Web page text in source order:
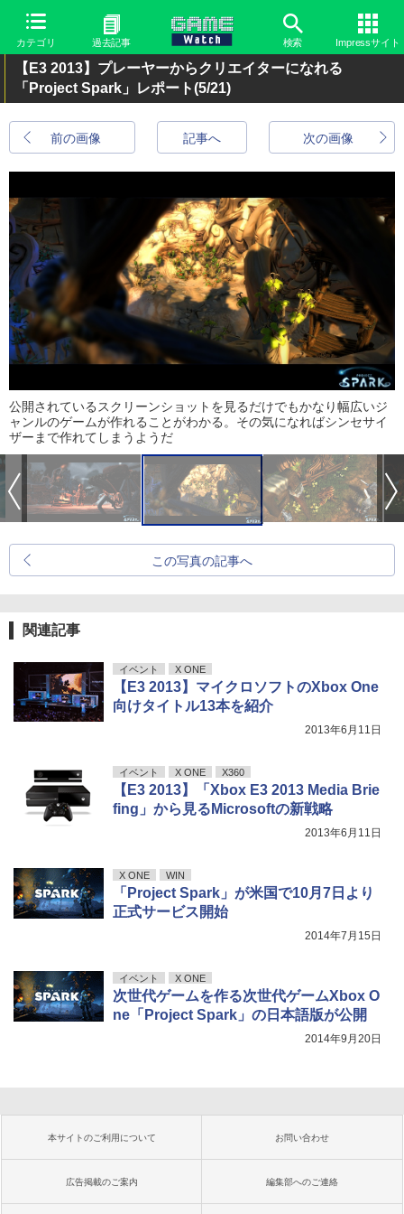
カテゴリ 過去記事 検索 Impressサイト
【E3 2013】プレーヤーからクリエイターになれる
「Project Spark」レポート(5/21)
前の画像 次の画像
記事へ
公開されているスクリーンショットを見るだけでもかなり幅広いジ
ャンルのゲームが作れることがわかる。その気になればシンセサイ
ザーまで作れてしまうようだ
この写真の記事へ
関連記事
イベント X ONE
【E3 2013】マイクロソフトのXbox One
向けタイトル13本を紹介
2013年6月11日
イベント X ONE X360
【E3 2013】「Xbox E3 2013 Media Brie
fing」から見るMicrosoftの新戦略
2013年6月11日
X ONE WIN
「Project Spark」が米国で10月7日より
正式サービス開始
2014年7月15日
イベント X ONE
次世代ゲームを作る次世代ゲームXbox O
ne「Project Spark」の日本語版が公開
2014年9月20日
本サイトのご利用について お問い合わせ
広告掲載のご案内 編集部へのご連絡